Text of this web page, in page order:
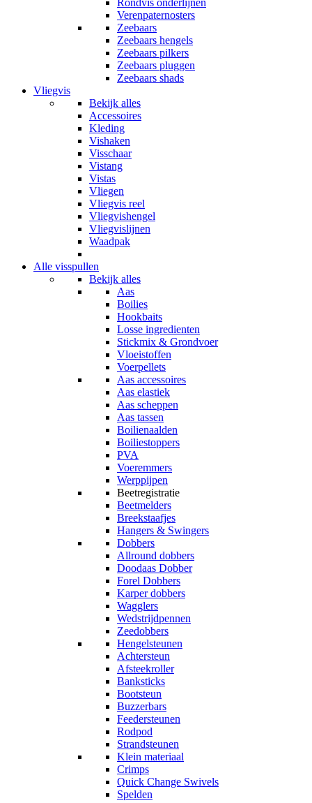
Rondvis onderlijnen
Verenpaternosters
Zeebaars
Zeebaars hengels
Zeebaars pilkers
Zeebaars pluggen
Zeebaars shads
Vliegvis
Bekijk alles
Accessoires
Kleding
Vishaken
Visschaar
Vistang
Vistas
Vliegen
Vliegvis reel
Vliegvishengel
Vliegvislijnen
Waadpak
Alle visspullen
Bekijk alles
Aas
Boilies
Hookbaits
Losse ingredienten
Stickmix & Grondvoer
Vloeistoffen
Voerpellets
Aas accessoires
Aas elastiek
Aas scheppen
Aas tassen
Boilienaalden
Boiliestoppers
PVA
Voeremmers
Werppijpen
Beetregistratie
Beetmelders
Breekstaafjes
Hangers & Swingers
Dobbers
Allround dobbers
Doodaas Dobber
Forel Dobbers
Karper dobbers
Wagglers
Wedstrijdpennen
Zeedobbers
Hengelsteunen
Achtersteun
Afsteekroller
Banksticks
Bootsteun
Buzzerbars
Feedersteunen
Rodpod
Strandsteunen
Klein materiaal
Crimps
Quick Change Swivels
Spelden